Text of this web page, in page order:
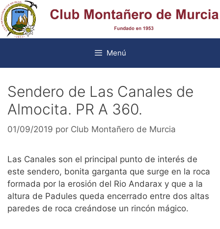
Saltar
al
contenido
Menú
Sendero de Las Canales de
Almocita. PR A 360.
01/09/2019 por Club Montañero de Murcia
Las Canales son el principal punto de interés de
este sendero, bonita garganta que surge en la roca
formada por la erosión del Rio Andarax y que a la
altura de Padules queda encerrado entre dos altas
paredes de roca creándose un rincón mágico.